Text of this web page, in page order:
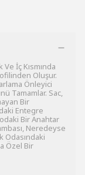
İç Kısmında
Oluşur.
Önleyici
Tamamlar. Sac,
Bir
Entegre
Bir Anahtar
Neredeyse
Odasındaki
Özel Bir